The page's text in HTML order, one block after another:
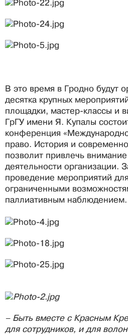
В это время в Гродно будут
десятка крупных
площадки, мастер-классы и
ГрГУ имени Я. Купалы
конференция
право. История и
позволит привлечь
деятельности организации.
проведение мероприятий
ограниченными
паллиативным наблюдением.
– Быть вместе с Красным
для сотрудников, и для